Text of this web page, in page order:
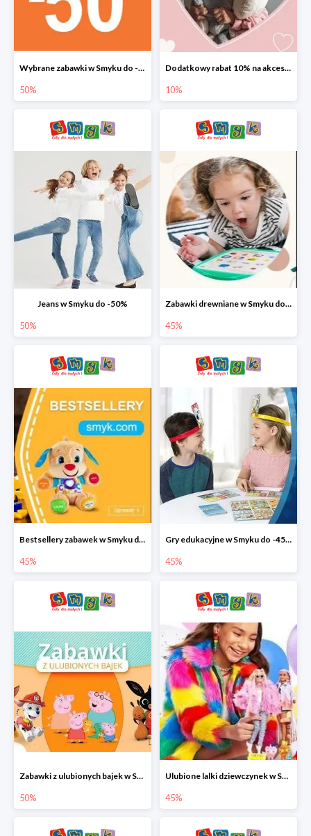
Wybrane zabawki w Smyku do -50%
50%
Dodatkowy rabat 10% na akcesoria dziecięce
10%
Jeans w Smyku do -50%
50%
Zabawki drewniane w Smyku do -45%
45%
Bestsellery zabawek w Smyku do -45%
45%
Gry edukacyjne w Smyku do -45%
45%
Zabawki z ulubionych bajek w Smyku do -50%
50%
Ulubione lalki dziewczynek w Smyku do -45%
45%